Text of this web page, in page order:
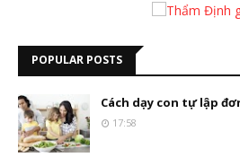
POPULAR POSTS
Cách dạy con tự lập
17:58